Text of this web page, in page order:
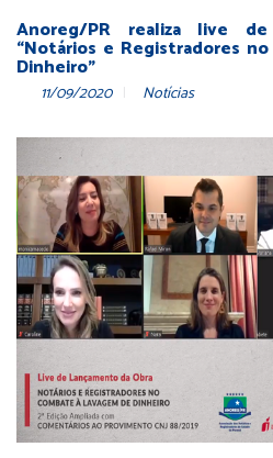
Anoreg/PR realiza live
“Notários e Registradores
Dinheiro”
11/09/2020 Notícias